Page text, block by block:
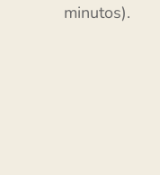
minutos).